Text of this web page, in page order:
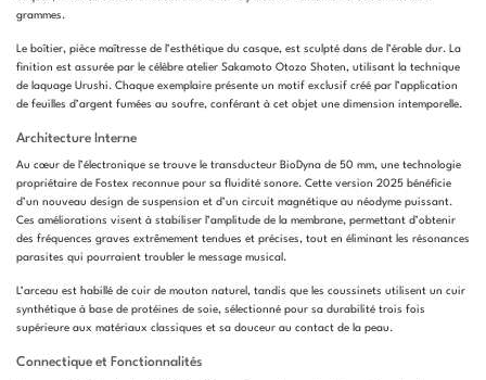
grammes.
Le boîtier, pièce maîtresse de l’esthétique du casque, est sculpté dans de l’érable dur. La
finition est assurée par le célèbre atelier Sakamoto Otozo Shoten, utilisant la technique
de laquage Urushi. Chaque exemplaire présente un motif exclusif créé par l’application
de feuilles d’argent fumées au soufre, conférant à cet objet une dimension intemporelle.
Architecture Interne
Au cœur de l’électronique se trouve le transducteur BioDyna de 50 mm, une technologie
propriétaire de Fostex reconnue pour sa fluidité sonore. Cette version 2025 bénéficie
d’un nouveau design de suspension et d’un circuit magnétique au néodyme puissant.
Ces améliorations visent à stabiliser l’amplitude de la membrane, permettant d’obtenir
des fréquences graves extrêmement tendues et précises, tout en éliminant les résonances
parasites qui pourraient troubler le message musical.
L’arceau est habillé de cuir de mouton naturel, tandis que les coussinets utilisent un cuir
synthétique à base de protéines de soie, sélectionné pour sa durabilité trois fois
supérieure aux matériaux classiques et sa douceur au contact de la peau.
Connectique et Fonctionnalités